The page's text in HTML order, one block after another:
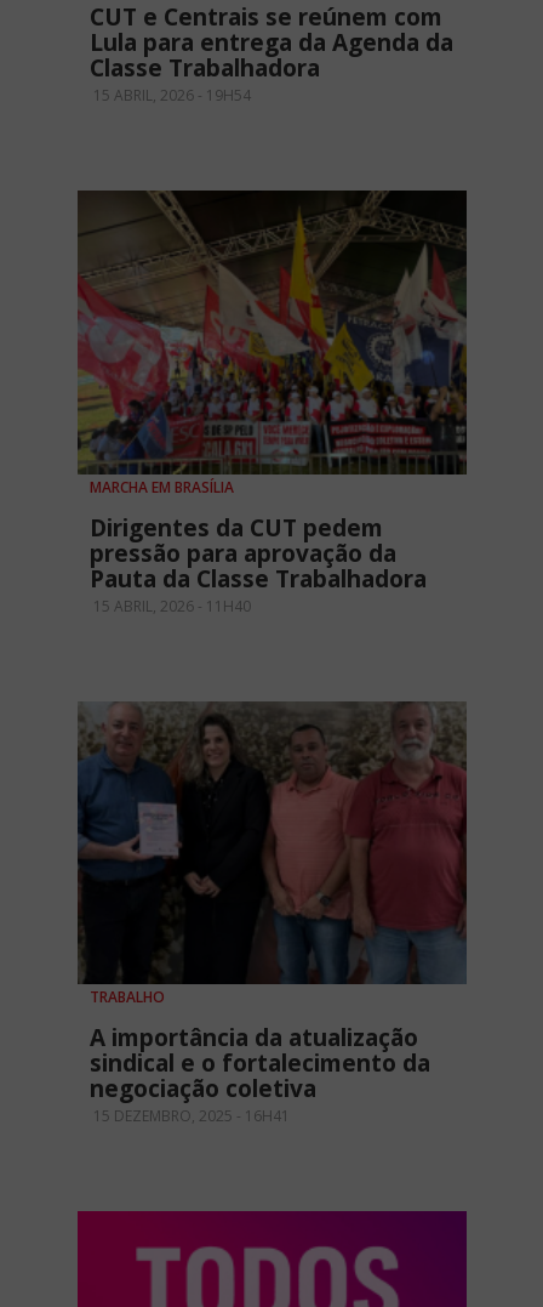
CUT e Centrais se reúnem com
Lula para entrega da Agenda da
Classe Trabalhadora
15 ABRIL, 2026 - 19H54
MARCHA EM BRASÍLIA
Dirigentes da CUT pedem
pressão para aprovação da
Pauta da Classe Trabalhadora
15 ABRIL, 2026 - 11H40
TRABALHO
A importância da atualização
sindical e o fortalecimento da
negociação coletiva
15 DEZEMBRO, 2025 - 16H41